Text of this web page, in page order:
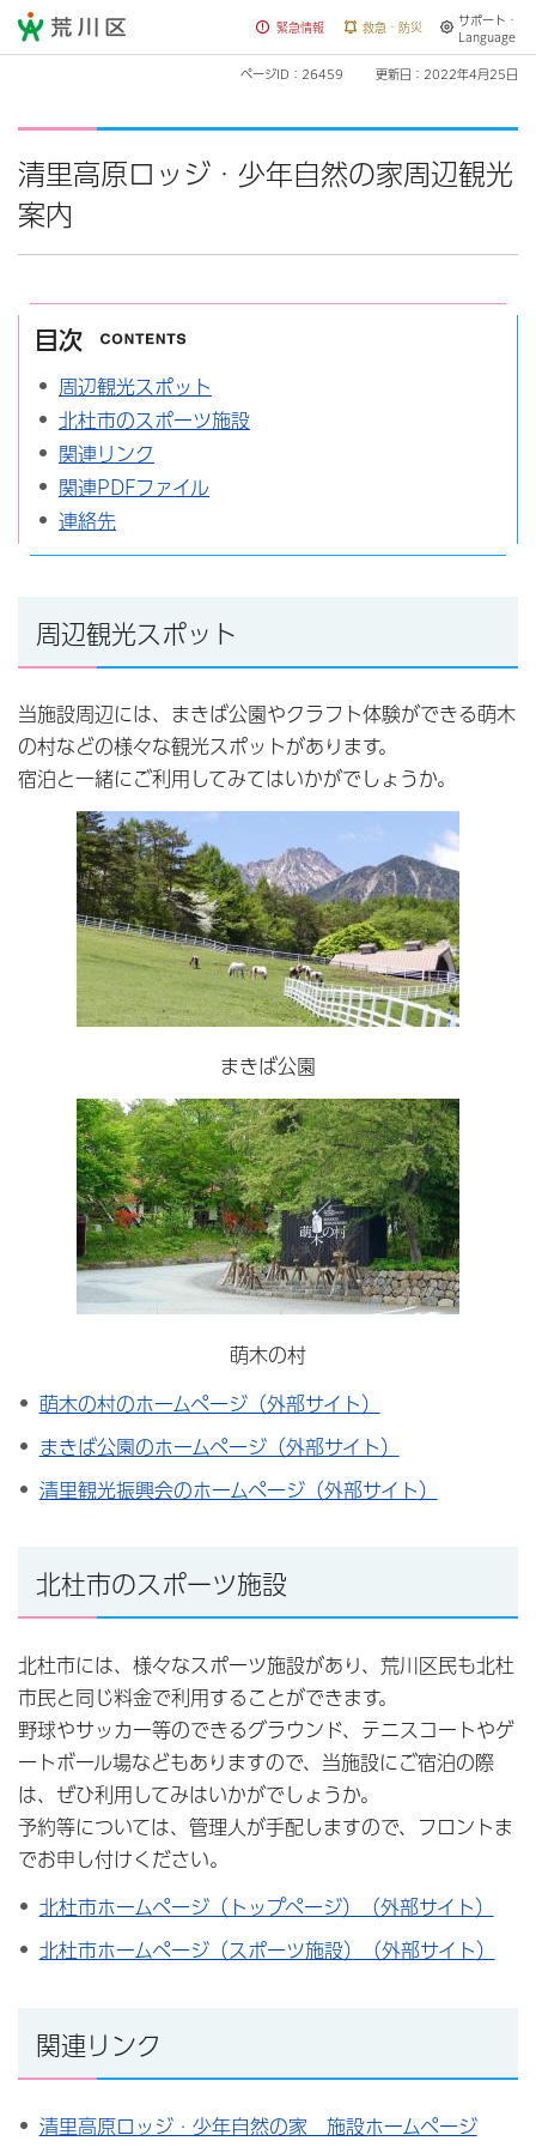
荒川区 緊急情報 救急・防災
サポート・
Language
ページID：26459 更新日：2022年4月25日
清里高原ロッジ・少年自然の家周辺観光
案内
目次
周辺観光スポット
北杜市のスポーツ施設
関連リンク
関連PDFファイル
連絡先
周辺観光スポット
当施設周辺には、まきば公園やクラフト体験ができる萌木
の村などの様々な観光スポットがあります。
宿泊と一緒にご利用してみてはいかがでしょうか。
まきば公園
萌木の村
萌木の村のホームページ（外部サイト）
まきば公園のホームページ（外部サイト）
清里観光振興会のホームページ（外部サイト）
北杜市のスポーツ施設
北杜市には、様々なスポーツ施設があり、荒川区民も北杜
市民と同じ料金で利用することができます。
野球やサッカー等のできるグラウンド、テニスコートやゲ
ートボール場などもありますので、当施設にご宿泊の際
は、ぜひ利用してみはいかがでしょうか。
予約等については、管理人が手配しますので、フロントま
でお申し付けください。
北杜市ホームページ（トップページ）（外部サイト）
北杜市ホームページ（スポーツ施設）（外部サイト）
関連リンク
清里高原ロッジ・少年自然の家 施設ホームページ